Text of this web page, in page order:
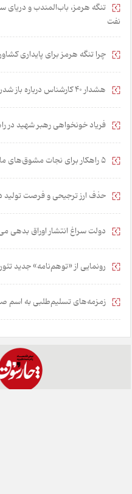
تنگه هرمز، باب‌المندب و دریای
نفت
چرا تنگه هرمز برای پایداری
هشدار 40 کارشناس درباره باز شدن تنگه هرمز
فریاد خونخواهی رهبر شهید در
۵ راهکار برای نجات مشوق‌های مالیاتی از رانت و فساد
حذف ارز ترجیحی و فرصت تولید
دولت سراغ انتشار اوراق بدهی
رونمایی از «توهم‌نامه» جدید
زمزمه‌های تسلیم‌طلبی به اسم